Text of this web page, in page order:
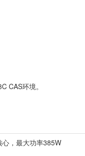
CAS环境。
，最大功率385W